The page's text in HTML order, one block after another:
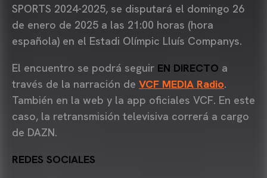
SPORTS 2024-2025, se disputará el domingo 26
de enero de 2025 a las 21:00 horas (hora
española) en el Estadi Olímpic Lluís Companys.
El encuentro se podrá seguir EN DIRECTO a
través de la narración de VCF MEDIA Radio.
También en la web y la app oficiales VCF. En este
caso, la retransmisión televisiva correrá a cargo
de DAZN.
REDES SOCIALES